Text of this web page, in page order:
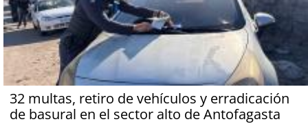
32 multas, retiro de vehículos y erradicación
de basural en el sector alto de Antofagasta